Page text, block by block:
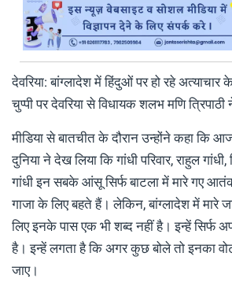
देवरिया: बांग्लादेश में हिंदुओं पर हो रहे
चुप्पी पर देवरिया से विधायक शलभ मणि
मीडिया से बातचीत के दौरान उन्होंने कहा कि
दुनिया ने देख लिया कि गांधी परिवार, राहुल गांधी,
गांधी इन सबके आंसू सिर्फ बाटला में मारे गए
गाजा के लिए बहते हैं। लेकिन, बांग्लादेश में मारे
लिए इनके पास एक भी शब्द नहीं है। इन्हें सिर्फ
है। इन्हें लगता है कि अगर कुछ बोले तो इनका
जाए।